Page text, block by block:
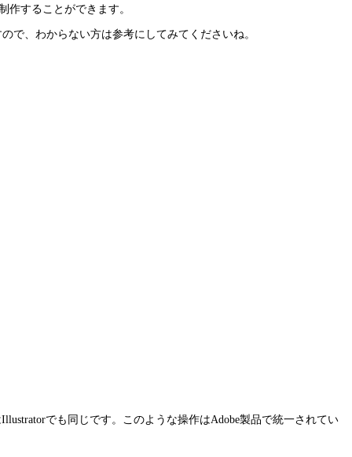
作することができます。
で、わからない方は参考にしてみてくださいね。
でも同じです。このような操作はAdobe製品で統一されてい